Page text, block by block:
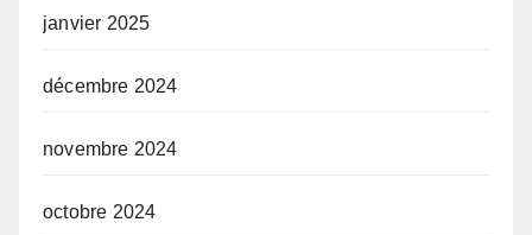
janvier 2025
décembre 2024
novembre 2024
octobre 2024